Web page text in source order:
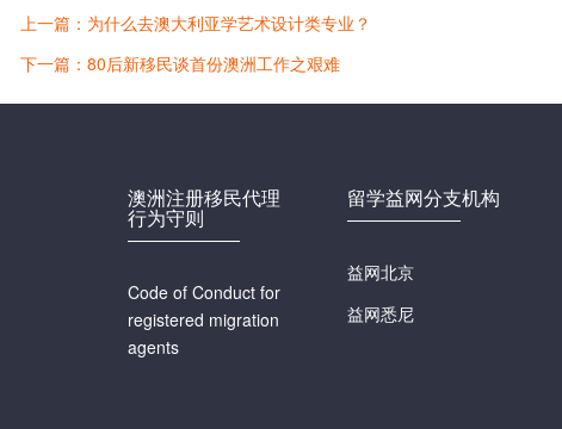
上一篇：为什么去澳大利亚学艺术设计类专业？
下一篇：80后新移民谈首份澳洲工作之艰难
澳洲注册移民代理
行为守则
Code of Conduct for
registered migration
agents
留学益网分支机构
益网北京
益网悉尼